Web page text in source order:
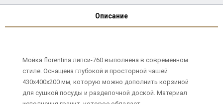
Описание
Мойка florentina липси-760 выполнена в современном
стиле. Оснащена глубокой и просторной чашей
430х400х200 мм, которую можно дополнить корзиной
для сушкой посуды и разделочной доской. Материал